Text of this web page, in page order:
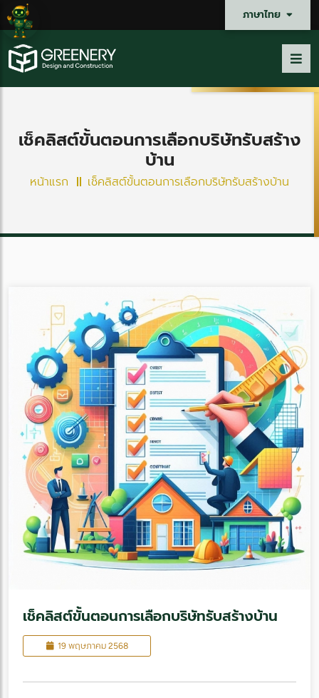
ภาษาไทย
เช็คลิสต์ขั้นตอนการเลือกบริษัทรับสร้าง
บ้าน
หน้าแรก เช็คลิสต์ขั้นตอนการเลือกบริษัทรับสร้างบ้าน
เช็คลิสต์ขั้นตอนการเลือกบริษัทรับสร้างบ้าน
19 พฤษภาคม 2568